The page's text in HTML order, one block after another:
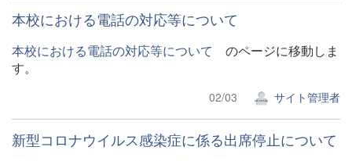
本校における電話の対応等について
本校における電話の対応等について のページに移動しま
す。
02/03 サイト管理者
新型コロナウイルス感染症に係る出席停止について